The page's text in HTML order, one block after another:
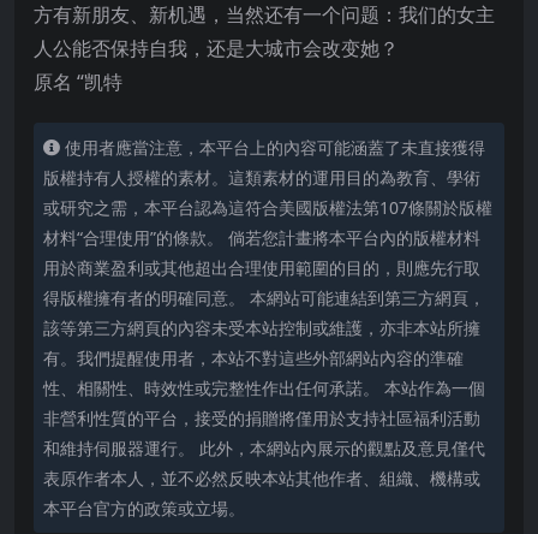
方有新朋友、新机遇，当然还有一个问题：我们的女主
人公能否保持自我，还是大城市会改变她？
原名 “凯特
使用者應當注意，本平台上的內容可能涵蓋了未直接獲得
版權持有人授權的素材。這類素材的運用目的為教育、學術
或研究之需，本平台認為這符合美國版權法第107條關於版權
材料“合理使用”的條款。 倘若您計畫將本平台內的版權材料
用於商業盈利或其他超出合理使用範圍的目的，則應先行取
得版權擁有者的明確同意。 本網站可能連結到第三方網頁，
該等第三方網頁的內容未受本站控制或維護，亦非本站所擁
有。我們提醒使用者，本站不對這些外部網站內容的準確
性、相關性、時效性或完整性作出任何承諾。 本站作為一個
非營利性質的平台，接受的捐贈將僅用於支持社區福利活動
和維持伺服器運行。 此外，本網站內展示的觀點及意見僅代
表原作者本人，並不必然反映本站其他作者、組織、機構或
本平台官方的政策或立場。